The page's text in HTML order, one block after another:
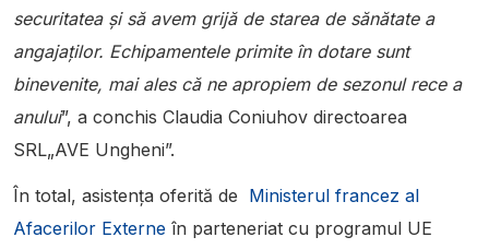
securitatea și să avem grijă de starea de sănătate a
angajaților. Echipamentele primite în dotare sunt
binevenite, mai ales că ne apropiem de sezonul rece a
anului”, a conchis Claudia Coniuhov directoarea
SRL„AVE Ungheni”.
În total, asistența oferită de Ministerul francez al
Afacerilor Externe în parteneriat cu programul UE